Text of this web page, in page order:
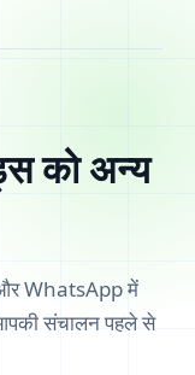
को अन्य
WhatsApp में
संचालन पहले से